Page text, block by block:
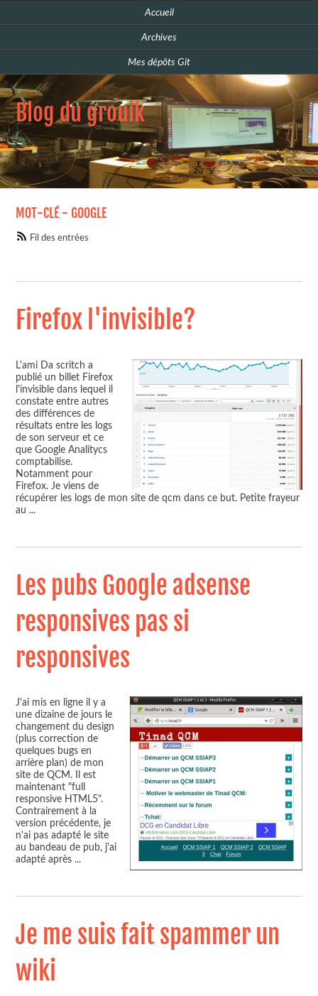
Accueil
Archives
Mes dépôts Git
Blog du grouik
MOT-CLÉ - GOOGLE
Fil des entrées
Firefox l'invisible?
L'ami Da scritch a
publié un billet Firefox
l'invisible dans lequel il
constate entre autres
des différences de
résultats entre les logs
de son serveur et ce
que Google Analitycs
comptabilise.
Notamment pour
Firefox. Je viens de
récupérer les logs de mon site de qcm dans ce but. Petite frayeur
au ...
Les pubs Google adsense
responsives pas si
responsives
J'ai mis en ligne il y a
une dizaine de jours le
changement du design
(plus correction de
quelques bugs en
arrière plan) de mon
site de QCM. Il est
maintenant "full
responsive HTML5".
Contrairement à la
version précédente, je
n'ai pas adapté le site
au bandeau de pub, j'ai
adapté après ...
Je me suis fait spammer un
wiki